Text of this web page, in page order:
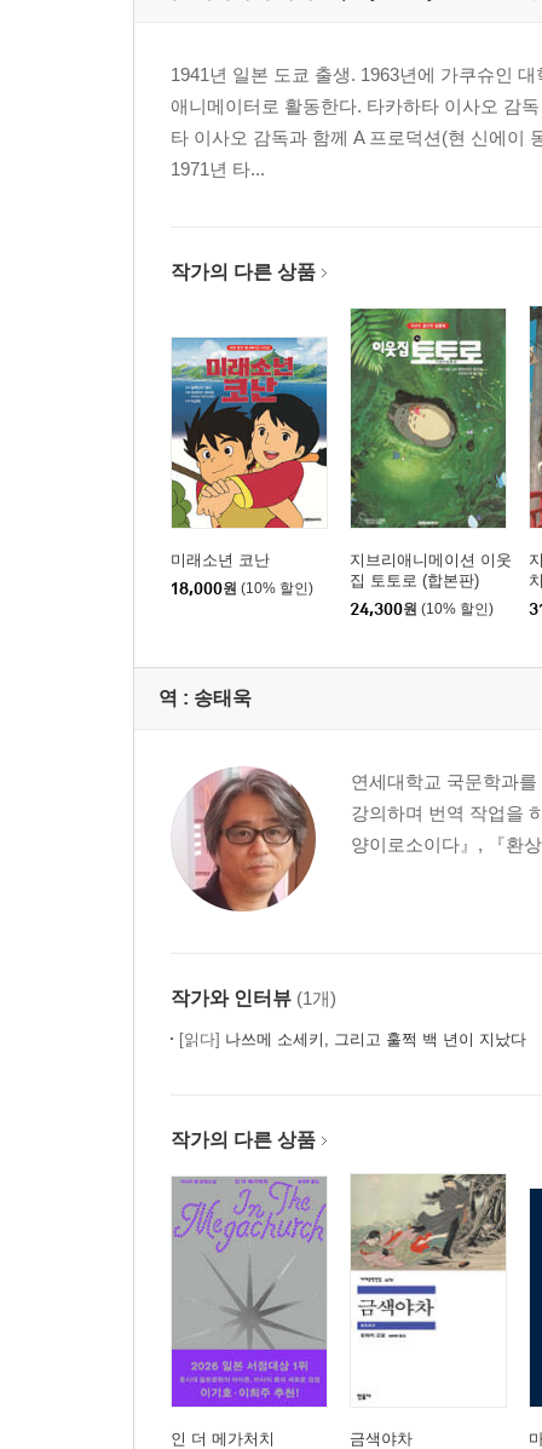
38. 열두 달
40. 서유기
41. 클로디아의 비밀
42. 떠들썩한 마을의 아이들
43. 호빗의 모험
44. 어스시의 마법사
45. 작은 백마
46. 우리는 개구쟁이 5인방
47. 제인 애덤스의 생애
48. 퀴리 부인
1. 나만의 책을 만나다 -소년문고를 말하다
내가 책을 만난 무렵
50권, 이것저것
두 명의 대선배
애니메이션의 현장에서
단 한 권의 책
아이들에게 보내는 응원
일본어판 50권 목록
옮긴이의 말
1941년 일본 도쿄 출생. 1963년에 가쿠슈인
애니메이터로 활동한다. 타카하타 이사오 감
타 이사오 감독과 함께 A 프로덕션(현 신에이
1971년 타...
작가의 다른 상품
미래소년 코난
18,000원 (10% 할인)
지브리애니메이션 이웃
집 토토로 (합본판)
24,300원 (10% 할인)
역 : 송태욱
연세대학교 국문학과
강의하며 번역 작업을
양이로소이다』, 『환
작가와 인터뷰 (1개)
[읽다] 나쓰메 소세키, 그리고 훌쩍 백 년이 지났다
작가의 다른 상품
인 더 메가처치 금색야차